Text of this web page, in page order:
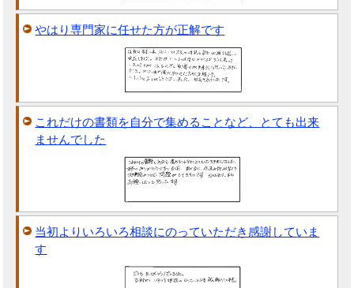
やはり専門家に任せた方が正解です
これだけの書類を自分で集めることなど、とても出来
ませんでした
当初よりいろいろ相談にのっていただき感謝していま
す